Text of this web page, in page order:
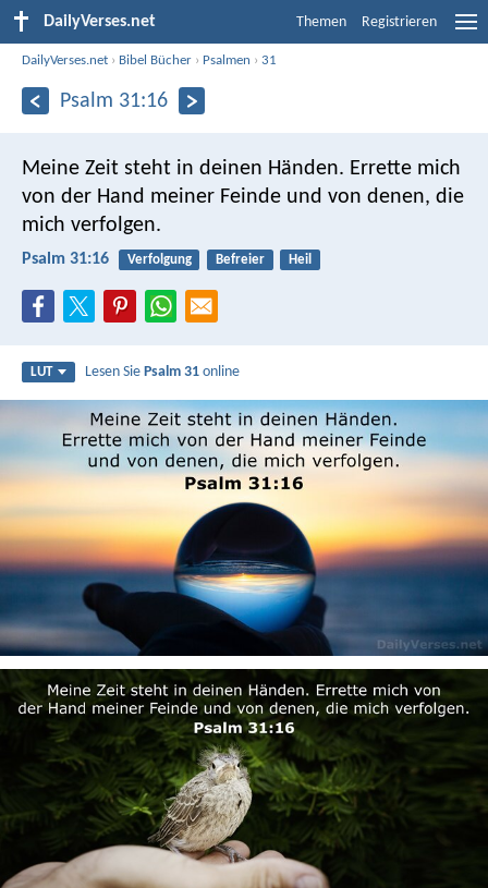
DailyVerses.net Themen Registrieren
DailyVerses.net › Bibel Bücher › Psalmen ›31
Psalm 31:16
Meine Zeit steht in deinen Händen. Errette mich
von der Hand meiner Feinde und von denen, die
mich verfolgen.
Psalm 31:16 Verfolgung Befreier Heil
LUT Lesen SiePsalm 31 online